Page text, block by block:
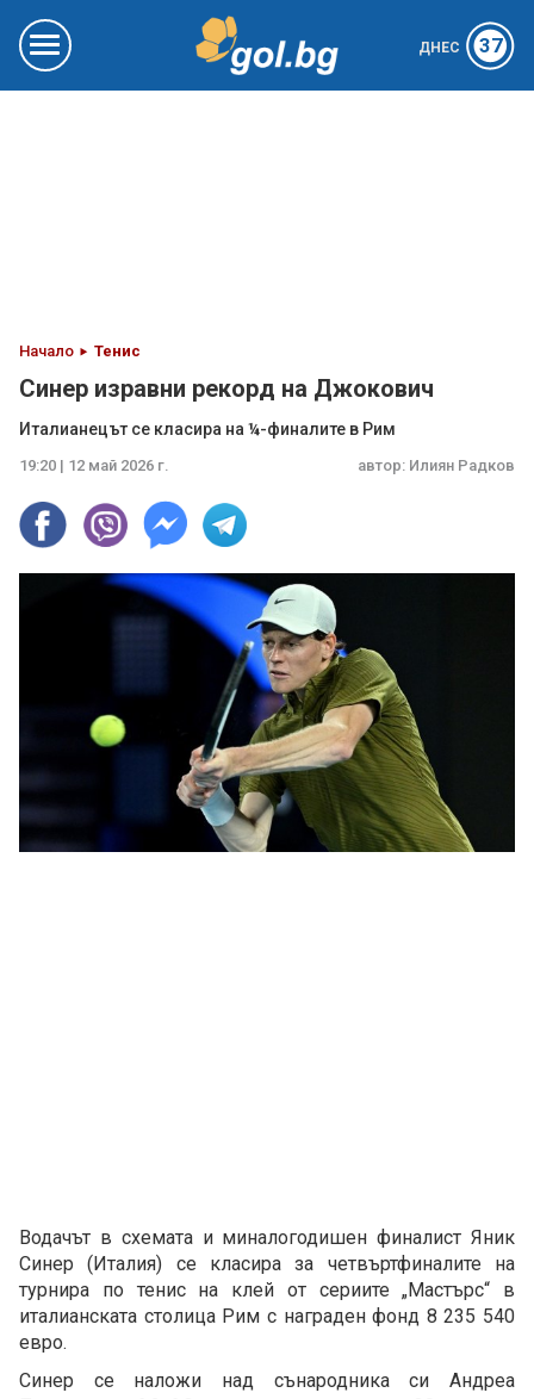
ДНЕС 37
Начало Тенис
Синер изравни рекорд на Джокович
Италианецът се класира на ¼-финалите в Рим
19:20 | 12 май 2026 г. автор: Илиян Радков
Водачът в схемата и миналогодишен финалист Яник
Синер (Италия) се класира за четвъртфиналите на
турнира по тенис на клей от сериите „Мастърс“ в
италианската столица Рим с награден фонд 8 235 540
евро.
Синер се наложи над сънародника си Андреа